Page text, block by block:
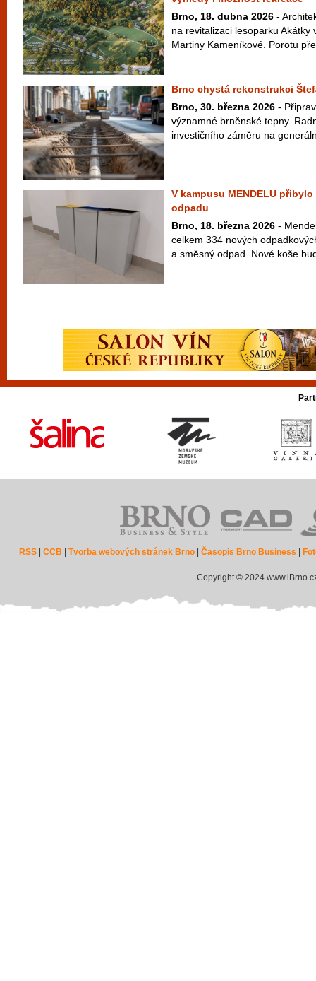
Brno, 18. dubna 2026 -
na revitalizaci lesoparku Akátky
Martiny Kameníkové. Porotu
Brno chystá rekonstrukci
Brno, 30. března 2026 -
významné brněnské tepny.
investičního záměru na
V kampusu MENDELU
odpadu
Brno, 18. března 2026 -
celkem 334 nových
a směsný odpad. Nové koše
RSS |CCB |Tvorba webových stránek Brno |Časopis Brno Business
Copyright © 2024